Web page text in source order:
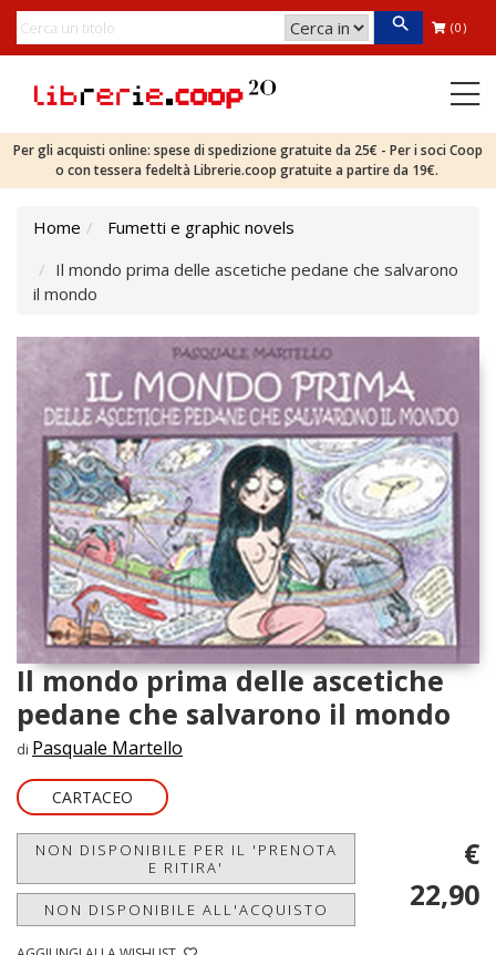
(0)
Per gli acquisti online: spese di spedizione gratuite da 25€ - Per i soci Coop
o con tessera fedeltà Librerie.coop gratuite a partire da 19€.
Home
Fumetti e graphic novels
Il mondo prima delle ascetiche pedane che salvarono
il mondo
Il mondo prima delle ascetiche
pedane che salvarono il mondo
di Pasquale Martello
CARTACEO
NON DISPONIBILE PER IL 'PRENOTA
E RITIRA'
NON DISPONIBILE ALL'ACQUISTO
€
22,90